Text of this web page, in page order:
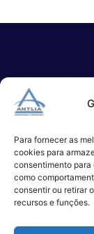
Para fornecer as
cookies para
consentimento para
como
consentir ou retirar
recursos e funções.